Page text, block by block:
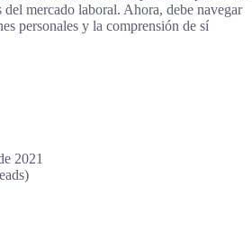
mercado laboral. Ahora, debe navegar
personales y la comprensión de sí
2021